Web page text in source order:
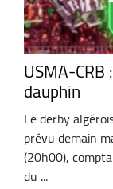
USMA-
dauphin
Le derby
prévu demain
(20h00),
du ...